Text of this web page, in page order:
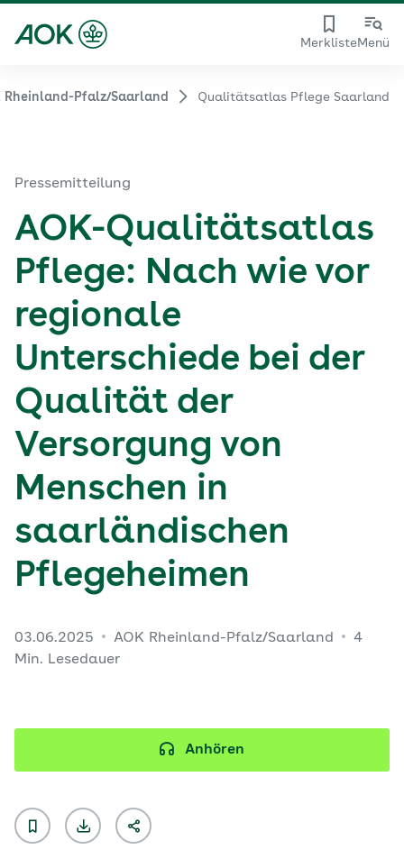
MerklisteMenü
Rheinland-Pfalz/Saarland Qualitätsatlas Pflege Saarland
Pressemitteilung
AOK-Qualitätsatlas
Pflege: Nach wie vor
regionale
Unterschiede bei der
Qualität der
Versorgung von
Menschen in
saarländischen
Pflegeheimen
03.06.2025 AOK Rheinland-Pfalz/Saarland
4
Min. Lesedauer
Anhören